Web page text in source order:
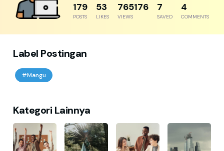
217
POSTS
65
LIKES
929142
VIEWS
9
SAVED
5
COMMENTS
Label Postingan
#Mangu
Kategori Lainnya